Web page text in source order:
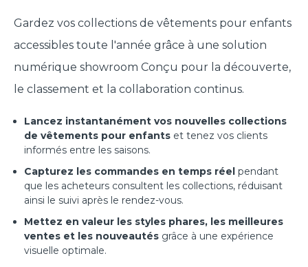
Gardez vos collections de vêtements pour enfants
accessibles toute l'année grâce à une solution
numérique showroom Conçu pour la découverte,
le classement et la collaboration continus.
Lancez instantanément vos nouvelles collections
de vêtements pour enfants et tenez vos clients
informés entre les saisons.
Capturez les commandes en temps réel pendant
que les acheteurs consultent les collections, réduisant
ainsi le suivi après le rendez-vous.
Mettez en valeur les styles phares, les meilleures
ventes et les nouveautés grâce à une expérience
visuelle optimale.